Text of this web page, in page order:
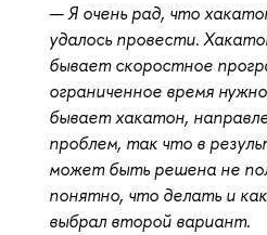
— Я очень рад, что
удалось провести.
бывает скоростное
ограниченное время
бывает хакатон,
проблем, так что в
может быть решена не
понятно, что делать и
выбрал второй вариант.